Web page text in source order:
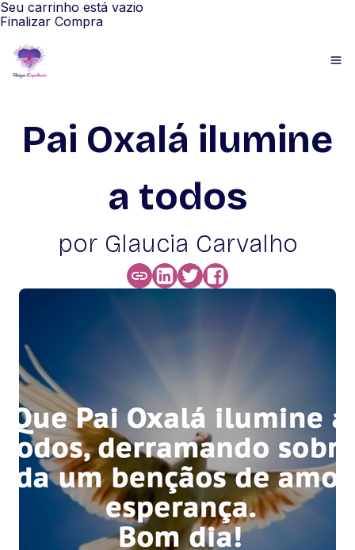
Seu carrinho está vazio
Finalizar Compra
Pai Oxalá ilumine
a todos
por Glaucia Carvalho